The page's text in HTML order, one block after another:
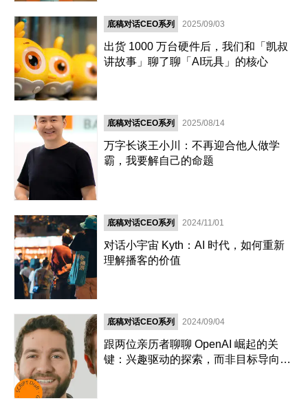
底稿对话CEO系列 2025/09/03
出货 1000 万台硬件后，我们和「凯叔
讲故事」聊了聊「AI玩具」的核心
底稿对话CEO系列 2025/08/14
万字长谈王小川：不再迎合他人做学
霸，我要解自己的命题
底稿对话CEO系列 2024/11/01
对话小宇宙 Kyth：AI 时代，如何重新
理解播客的价值
底稿对话CEO系列 2024/09/04
跟两位亲历者聊聊 OpenAI 崛起的关
键：兴趣驱动的探索，而非目标导向的